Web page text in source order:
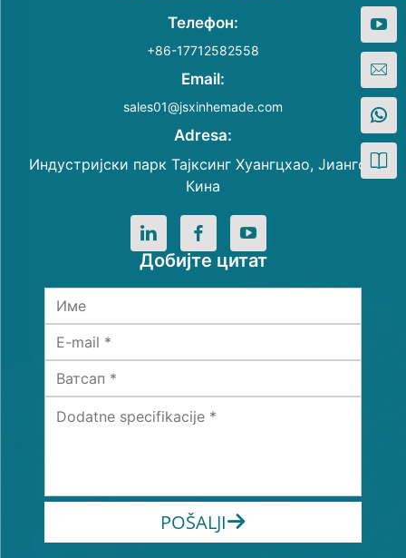
Телефон:
+86-17712582558
Email:
sales01@jsxinhemade.com
Adresa:
Индустријски парк Тајксинг Хуангцхао, Јиангсу,
Кина
Добијте цитат
POŠALJI